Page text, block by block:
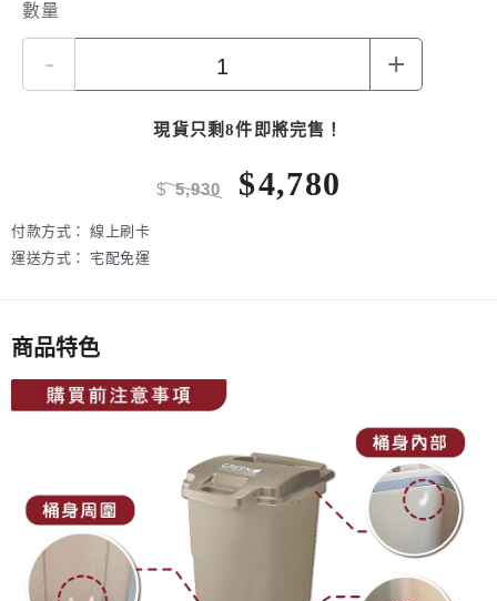
數量
- +
現貨只剩8件即將完售！
$5,930 $4,780
付款方式： 線上刷卡
運送方式：
宅配免運
商品特色